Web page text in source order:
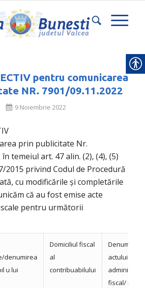
pentru comunicarea
NR. 7901/09.11.2022
9 Noiembrie 2022
prin publicitate Nr.
în temeiul art. 47 alin. (2), (4), (5)
2015 privind Codul de Procedură
cu modificările și completările
că au fost emise acte
pentru următorii
denumirea
u lui
Domiciliul fiscal
al
contribuabilului
Denumirea
actului
fiscal/ nr. și